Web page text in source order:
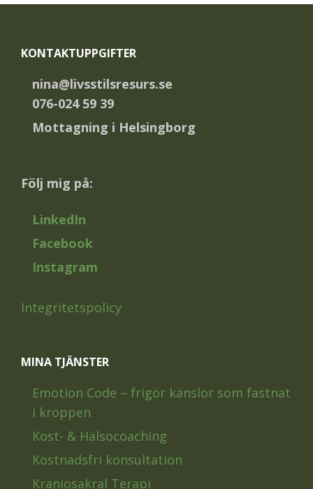
KONTAKTUPPGIFTER
nina@livsstilsresurs.se
076-024 59 39
Mottagning i Helsingborg
Följ mig på:
LinkedIn
Facebook
Instagram
Integritetspolicy
MINA TJÄNSTER
Emotion Code – frigör känslor som fastnat
i kroppen
Kost- & Hälsocoaching
Kostnadsfri konsultation
Kraniosakral Terapi